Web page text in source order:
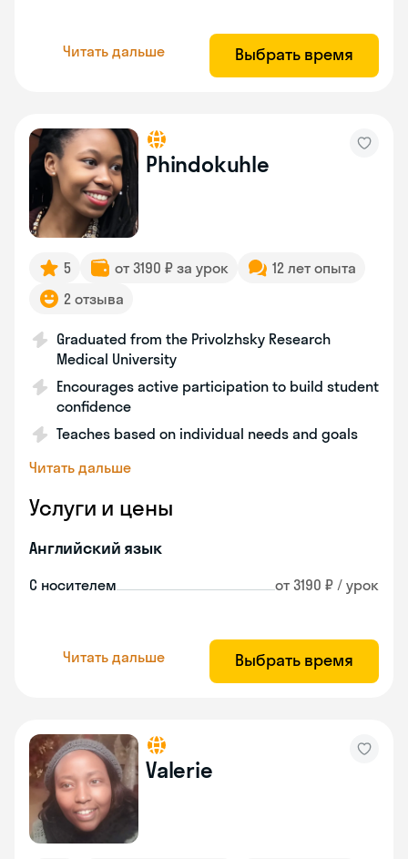
Читать дальше Выбрать время
Phindokuhle
5 от 3190 ₽ за урок
12 лет опыта
2 отзыва
Graduated from the Privolzhsky Research
Medical University
Encourages active participation to build student
confidence
Teaches based on individual needs and goals
Читать дальше
Услуги и цены
Английский язык
С носителем от 3190 ₽ / урок
Читать дальше Выбрать время
Valerie